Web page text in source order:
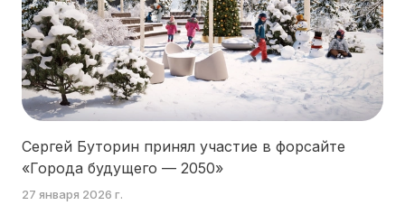
Сергей Буторин принял участие в форсайте
«Города будущего — 2050»
27 января 2026 г.